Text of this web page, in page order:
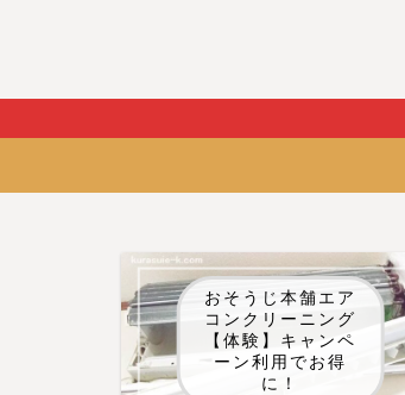
おそうじ本舗エア
コンクリーニング
【体験】キャンペ
ーン利用でお得
に！